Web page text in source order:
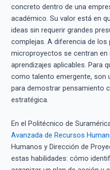
concreto dentro de una
académico. Su valor está en
ideas sin requerir grandes
complejas. A diferencia de
microproyectos se centran en
aprendizajes aplicables. Para
como talento emergente, son
para demostrar pensamiento
estratégica.
En el Politécnico de
Avanzada de Recursos
Humanos y Dirección de
estas habilidades: cómo